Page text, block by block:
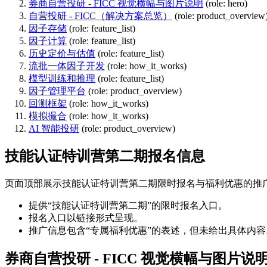
券商自营投研 - FICC 视觉横幅与图片说明 (role: hero)
自营投研 - FICC（解决方案总览）
(role:
因子存储 (role: feature_list)
因子计算 (role: feature_list)
历史定价与估值 (role: feature_list)
流批一体因子开发 (role: how_it_works)
模型训练和推理 (role: feature_list)
因子管理平台 (role: product_overview)
回测框架 (role: how_it_works)
模拟撮合 (role: how_it_works)
AI 智能投研 (role: product_overview)
技能认证特训营第二期报名信息
页面顶部展示技能认证特训营第二期限时报名与福利优惠的推
提供“技能认证特训营第二期”的限时报名入口。
报名入口以链接形式呈现。
推广信息包含“专属福利优惠”的表述，但未给出具体内容
券商自营投研 - FICC 视觉横幅与图片说明